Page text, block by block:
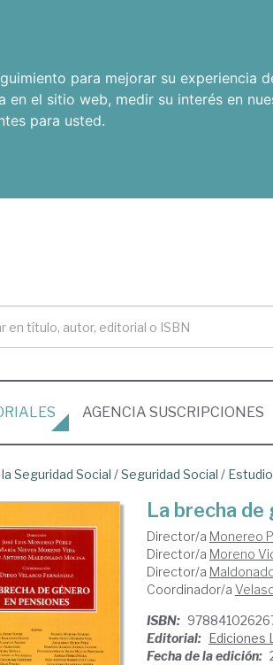
para mejorar su experiencia
en el sitio web, medir su interés en
para usted.
AGENCIA SUSCRIPCIONES
Seguridad Social /Seguridad Social /
La brecha de
Director/a Monereo
Director/a Moreno
Director/a
Coordinador/a
ISBN:
Editorial: Ediciones
Fecha de la edición: